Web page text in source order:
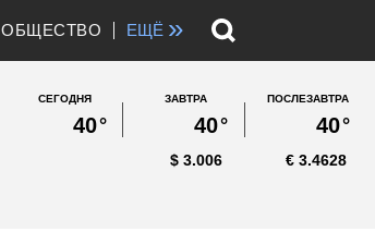
ОБЩЕСТВО ЕЩЁ »
СЕГОДНЯ
40°
ЗАВТРА
40°
ПОСЛЕЗАВТРА
40°
3.006
$ 3.4628
€